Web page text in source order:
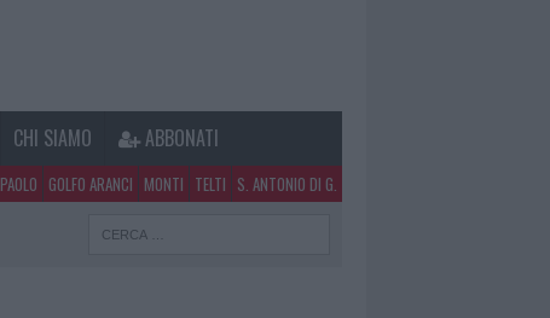
CHI SIAMO ABBONATI
GOLFO ARANCI MONTI TELTI S. ANTONIO DI G.